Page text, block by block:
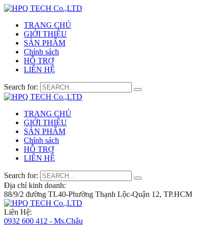
TRANG CHỦ
GIỚI THIỆU
SẢN PHẨM
Chính sách
HỖ TRỢ
LIÊN HỆ
Search for:
TRANG CHỦ
GIỚI THIỆU
SẢN PHẨM
Chính sách
HỖ TRỢ
LIÊN HỆ
Search for:
Địa chỉ kinh doanh:
88/9/2 đường TL40-Phường Thạnh Lộc-Quận 12, TP.HCM
Liên Hệ:
0932 600 412 - Ms.Châu